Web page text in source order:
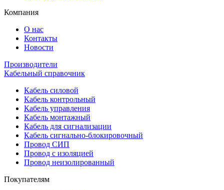
Компания
О нас
Контакты
Новости
Производители
Кабельный справочник
Кабель силовой
Кабель контрольный
Кабель управления
Кабель монтажный
Кабель для сигнализации
Кабель сигнально-блокировочный
Провод СИП
Провод с изоляцией
Провод неизолированный
Покупателям